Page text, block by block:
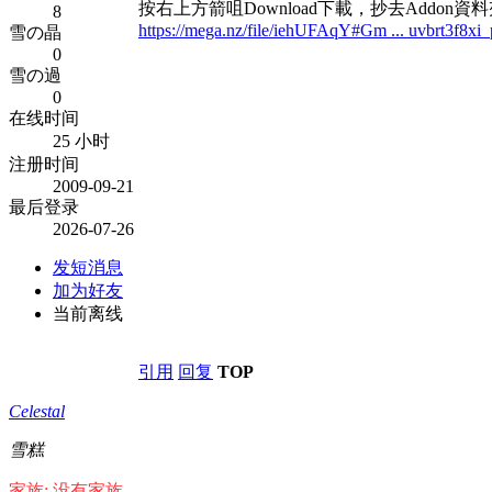
8
雪の晶
0
雪の過
0
在线时间
25 小时
注册时间
2009-09-21
最后登录
2026-07-26
发短消息
加为好友
当前离线
按右上方箭咀Download下載，抄去Addon資料
https://mega.nz/file/iehUFAqY#Gm ...
引用 回复 TOP
Celestal
雪糕